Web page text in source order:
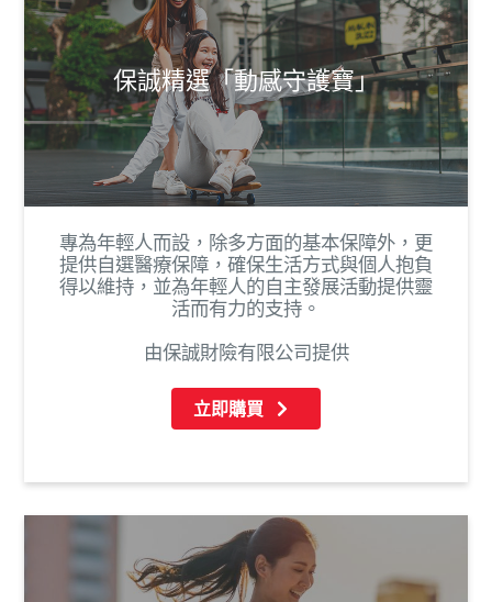
保誠精選「動感守護寶」
專為年輕人而設，除多方面的基本保障外，更
提供自選醫療保障，確保生活方式與個人抱負
得以維持，並為年輕人的自主發展活動提供靈
活而有力的支持。
由保誠財險有限公司提供
立即購買